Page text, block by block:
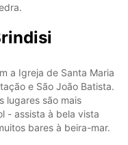
a Igreja de Santa Maria
e São João Batista.
lugares são mais
- assista à bela vista
bares à beira-mar.